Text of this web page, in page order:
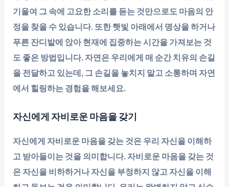
기울여 그 속에 고요한 소리를 듣는 것만으로도 마음의 안
정을 찾을 수 있습니다. 또한 햇빛 아래에서 명상을 하거나
푸른 잔디밭에 앉아 현재에 집중하는 시간을 가져보는 것
도 좋은 방법입니다. 자연은 우리에게 매 순간 치유의 손길
을 전달하고 있는데, 그 손길을 놓치지 말고 소통하며 자연
에서 힐링하는 경험을 해보세요.
자신에게 자비로운 마음을 갖기
자신에게 자비로운 마음을 갖는 것은 우리 자신을 이해하
고 받아들이는 것을 의미합니다. 자비로운 마음을 갖는 것
은 자신을 비하하거나 자신을 부정하지 않고 자신을 이해